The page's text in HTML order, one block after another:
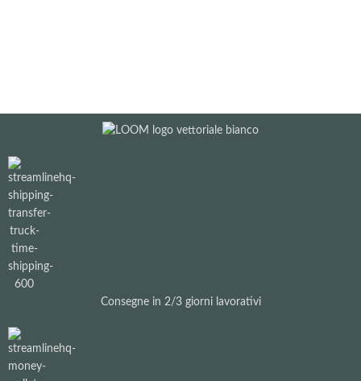
Consegne in 2/3 giorni lavorativi